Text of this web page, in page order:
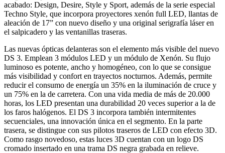
acabado: Design, Desire, Style y Sport, además de la serie especial
Techno Style, que incorpora proyectores xenón full LED, llantas de
aleación de 17” con nuevo diseño y una original serigrafía láser en
el salpicadero y las ventanillas traseras.
Las nuevas ópticas delanteras son el elemento más visible del nuevo
DS 3. Emplean 3 módulos LED y un módulo de Xenón. Su flujo
luminoso es potente, ancho y homogéneo, con lo que se consigue
más visibilidad y confort en trayectos nocturnos. Además, permite
reducir el consumo de energía un 35% en la iluminación de cruce y
un 75% en la de carretera. Con una vida media de más de 20.000
horas, los LED presentan una durabilidad 20 veces superior a la de
los faros halógenos. El DS 3 incorpora también intermitentes
secuenciales, una innovación única en el segmento. En la parte
trasera, se distingue con sus pilotos traseros de LED con efecto 3D.
Como rasgo novedoso, estas luces 3D cuentan con un logo DS
cromado insertado en una trama DS negra grabada en relieve.